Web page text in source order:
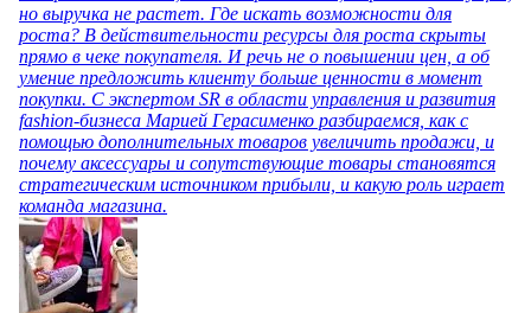
но выручка не растет. Где искать возможности для
роста? В действительности ресурсы для роста скрыты
прямо в чеке покупателя. И речь не о повышении цен, а об
умение предложить клиенту больше ценности в момент
покупки. С экспертом SR в области управления и развития
fashion-бизнеса Марией Герасименко разбираемся, как с
помощью дополнительных товаров увеличить продажи, и
почему аксессуары и сопутствующие товары становятся
стратегическим источником прибыли, и какую роль играет
команда магазина.